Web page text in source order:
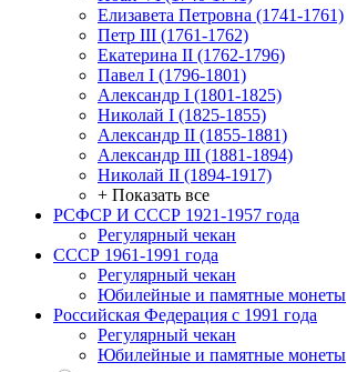
Елизавета Петровна (1741-1761)
Петр III (1761-1762)
Екатерина II (1762-1796)
Павел I (1796-1801)
Александр I (1801-1825)
Николай I (1825-1855)
Александр II (1855-1881)
Александр III (1881-1894)
Николай II (1894-1917)
+ Показать все
РСФСР И СССР 1921-1957 года
Регулярный чекан
СССР 1961-1991 года
Регулярный чекан
Юбилейные и памятные монеты
Российская Федерация с 1991 года
Регулярный чекан
Юбилейные и памятные монеты